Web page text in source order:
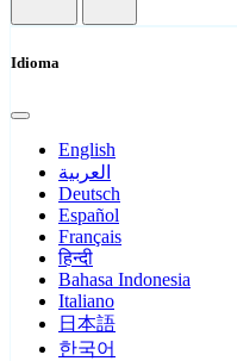
Idioma
English
العربية
Deutsch
Español
Français
हिन्दी
Bahasa Indonesia
Italiano
日本語
한국어